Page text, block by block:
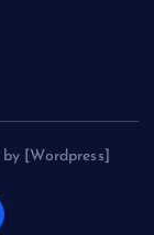
[Wordpress]